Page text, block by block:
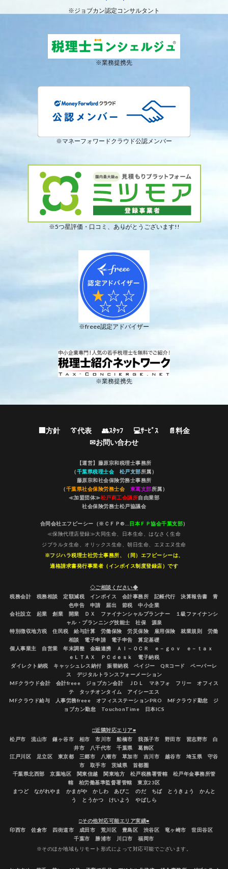
※ジョブカン認定コンサルタント
※業務提携先
※マネーフォワードクラウド公認メンバー
※5つ星評価・口コミ、ありがとうございます!!
※freee認定アドバイザー
※業務提携先
🏢方針 👔代表 👥ｽﾀｯﾌ 💻ｻｰﾋﾞｽ
📄料金
✉お問い合わせ
【運営】藤原宗和税理士事務所
（千葉県税理士会 松戸支部所属）
藤原宗和社会保険労務士事務所
（千葉県社会保険労務士会 東葛支部所属）
≪加盟団体≫松戸商工会議所自由業部
社会保険労務士松戸協議会
合同会社エフピーシー（※ＣＦＰ®… 日本ＦＰ協会千葉支部）
≪保険代理店登録≫大同生命、日本生命、はなさく生命
ジブラルタ生命、オリックス生命、朝日生命、エヌエヌ生命
※フジハラ税理士社労士事務所、（同）エフピーシーは、
適格請求書発行事業者（インボイス制度登録店）です
◇ご相談ください◆
税務会計 税務相談 定額減税 インボイス 会計事務所 記帳代行 決算報告書 青
色申告 申請 届出 節税 中小企業
会社設立 起業 創業 開業 ＤＸ ファイナンシャルプランナー １級ファイナンシ
ャル・プランニング技能士 社保 源泉
特別徴収地方税 住民税 給与計算 労働保険 労災保険 雇用保険 就業規則 労働
相談 電子申請 電子申告 算定基礎
個人事業主 自営業 年末調整 金融連携 ＡＩ－ＯＣＲ ｅ－ｇｏｖ ｅ－ｔａｘ
ｅＬＴＡＸ ＰＣｄｅｓｋ 電子納税
ダイレクト納税 キャッシュレス納付 振替納税 ペイジー QRコード ペーパーレ
ス デジタルトランスフォーメーション
MFクラウド会計 会計freee ジョブカン会計 ＪDＬ マネフォ フリー オフィス
テ タッチオンタイム アイシーエス
MFクラウド給与 人事労務freee オフィスステーションPRO MFクラウド勤怠 ジ
ョブカン勤怠 TouchonTime 日本ICS
□近隣対応エリア■
松戸市 流山市 鎌ヶ谷市 柏市 市川市 船橋市 我孫子市 野田市 習志野市 白
井市 八千代市 千葉県 葛飾区
江戸川区 足立区 東京都 三郷市 八潮市 草加市 吉川市 越谷市 埼玉県 守谷
市 取手市 茨城県 首都圏
千葉県北西部 京葉地区 関東信越 関東地方 松戸税務署管轄 松戸年金事務所管
轄 柏労働基準監督署管轄 東京23区
まつど ながれやま かまがや かしわ あびこ のだ ちば とうきょう かんと
う とうかつ けいよう やばしら
□その他対応可能エリア実績■
印西市 佐倉市 四街道市 成田市 荒川区 豊島区 渋谷区 竜ヶ崎市 世田谷区
千葉市 勝浦市 川口市 福岡市
※そのほか地域もリモート形式によって対応可能でございます。